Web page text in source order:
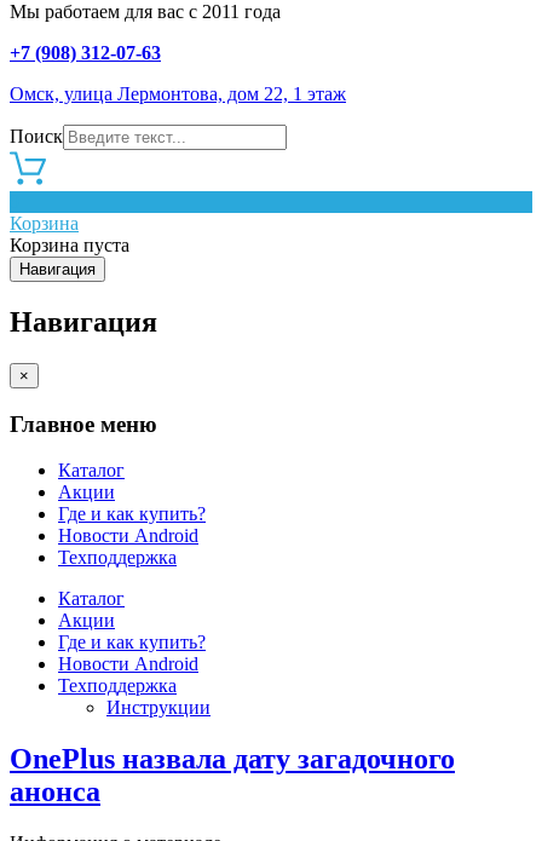
Мы работаем для вас с 2011 года
+7 (908) 312-07-63
Омск, улица Лермонтова, дом 22, 1 этаж
Поиск
Корзина
Корзина пуста
Навигация
Навигация
×
Главное меню
Каталог
Акции
Где и как купить?
Новости Android
Техподдержка
Каталог
Акции
Где и как купить?
Новости Android
Техподдержка
Инструкции
OnePlus назвала дату загадочного
анонса